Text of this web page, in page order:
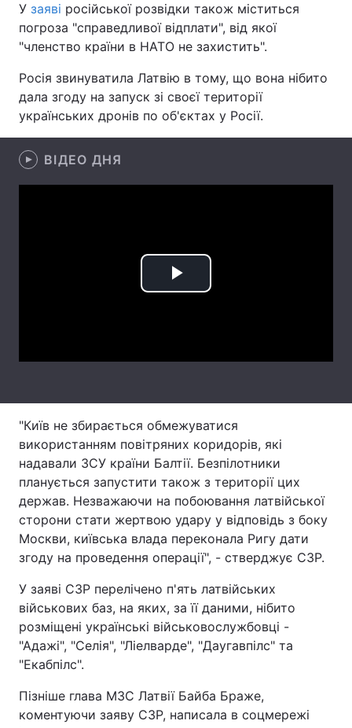
Техно і зв'язок Лайт
Здоров'я Туризм
Екологія
Тема оформлення
У заяві російської розвідки також міститься
погроза "справедливої відплати", від якої
"членство країни в НАТО не захистить".
Росія звинуватила Латвію в тому, що вона нібито
дала згоду на запуск зі своєї території
українських дронів по об'єктах у Росії.
ВІДЕО ДНЯ
Play
"Київ не збирається обмежуватися
використанням повітряних коридорів, які
надавали ЗСУ країни Балтії. Безпілотники
планується запустити також з території цих
держав. Незважаючи на побоювання латвійської
сторони стати жертвою удару у відповідь з боку
Москви, київська влада переконала Ригу дати
згоду на проведення операції", - стверджує СЗР.
У заяві СЗР перелічено п'ять латвійських
військових баз, на яких, за її даними, нібито
розміщені українські військовослужбовці -
"Адажі", "Селія", "Ліелварде", "Даугавпілс" та
"Екабпілс".
Пізніше глава МЗС Латвії Байба Браже,
коментуючи заяву СЗР, написала в соцмережі